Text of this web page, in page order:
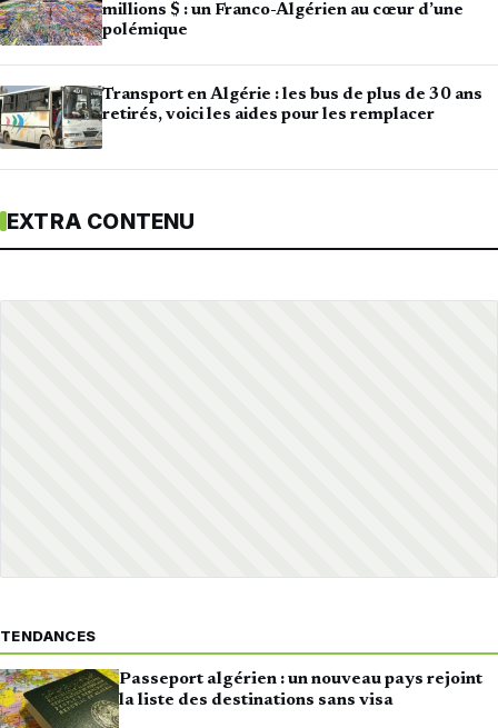
millions $ : un Franco-Algérien au cœur d’une
polémique
Transport en Algérie : les bus de plus de 30 ans
retirés, voici les aides pour les remplacer
EXTRA CONTENU
TENDANCES
Passeport algérien : un nouveau pays rejoint
la liste des destinations sans visa